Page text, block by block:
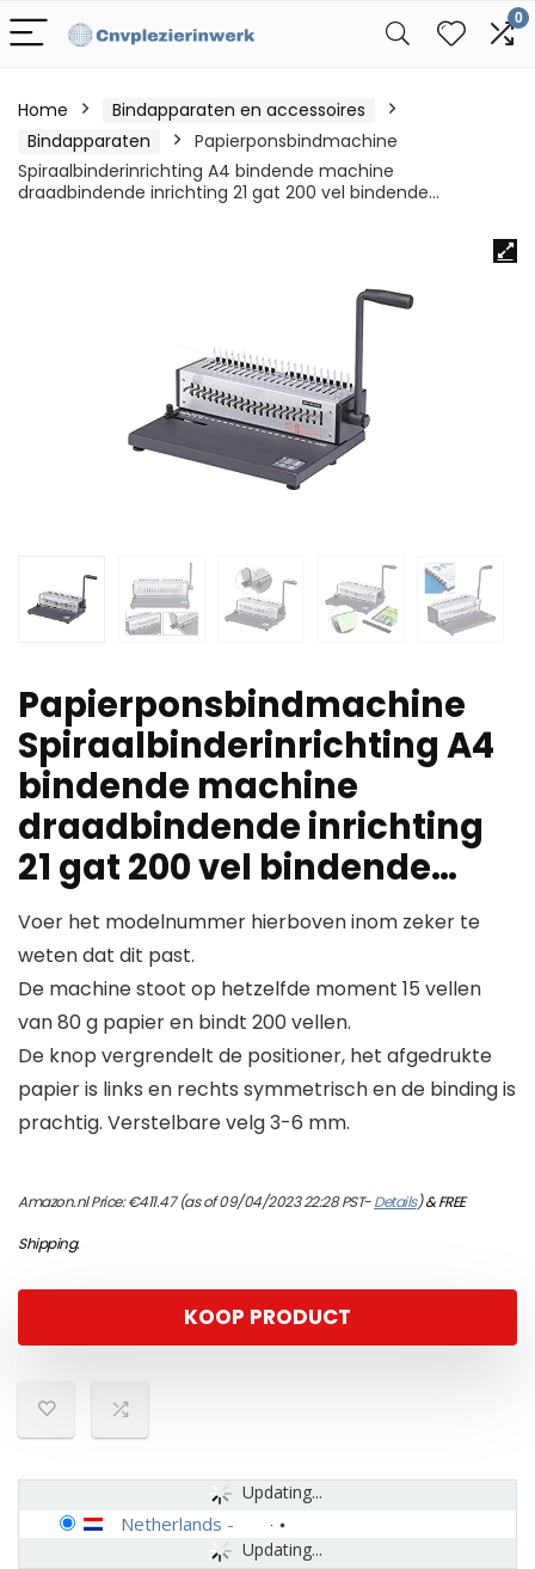
0
Home
Bindapparaten en accessoires
Bindapparaten
Papierponsbindmachine
Spiraalbinderinrichting A4 bindende machine
draadbindende inrichting 21 gat 200 vel bindende…
Papierponsbindmachine
Spiraalbinderinrichting A4
bindende machine
draadbindende inrichting
21 gat 200 vel bindende…
Voer het modelnummer hierboven inom zeker te
weten dat dit past.
De machine stoot op hetzelfde moment 15 vellen
van 80 g papier en bindt 200 vellen.
De knop vergrendelt de positioner, het afgedrukte
papier is links en rechts symmetrisch en de binding is
prachtig. Verstelbare velg 3-6 mm.
Amazon.nl Price:€411.47(as of 09/04/2023 22:28 PST-Details)&FREE
Shipping.
KOOP PRODUCT
Updating...
Updating...
Netherlands -